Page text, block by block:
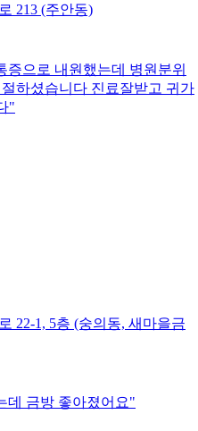
213 (주안동)
증으로 내원했는데 병원분위
하셨습니다 진료잘받고 귀가
"
22-1, 5층 (숭의동, 새마을금
데 금방 좋아졌어요"